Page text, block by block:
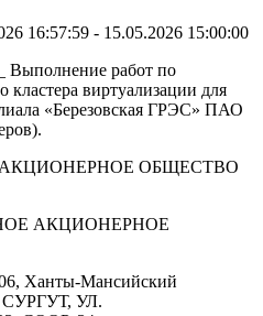
16:57:59 - 15.05.2026 15:00:00
Выполнение работ по
виртуализации для
«Березовская ГРЭС» ПАО
ОБЩЕСТВО
АКЦИОНЕРНОЕ
Ханты-Мансийский
СУРГУТ, УЛ.